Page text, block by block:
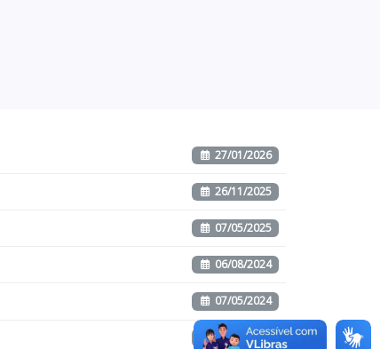
27/01/2026
26/11/2025
07/05/2025
06/08/2024
07/05/2024
05/04/2024